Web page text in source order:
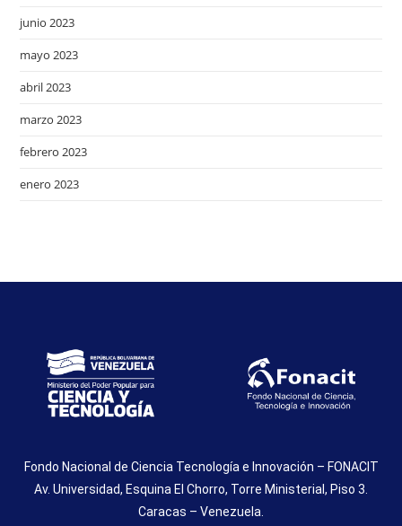
junio 2023
mayo 2023
abril 2023
marzo 2023
febrero 2023
enero 2023
Fondo Nacional de Ciencia Tecnología e Innovación – FONACIT
Av. Universidad, Esquina El Chorro, Torre Ministerial, Piso 3.
Caracas – Venezuela.